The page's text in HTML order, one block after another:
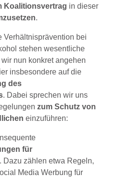
Koalitionsvertrag in dieser
.
Verhältnisprävention bei
stehen wesentliche
nun konkret angehen
insbesondere auf die
des
. Dabei sprechen wir uns
zum Schutz von
einzuführen:
für
. Dazu zählen etwa Regeln,
Media Werbung für